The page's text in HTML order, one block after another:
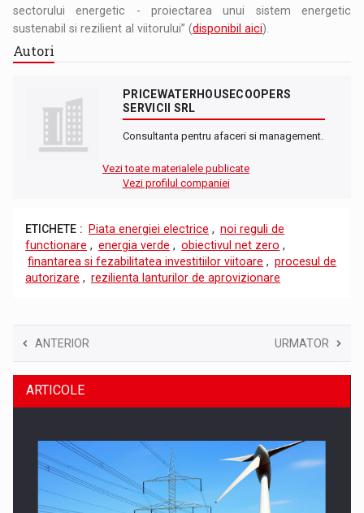
sectorului energetic - proiectarea unui sistem energetic
sustenabil si rezilient al viitorului” (disponibil aici).
Autori
PRICEWATERHOUSECOOPERS
SERVICII SRL
Consultanta pentru afaceri si management.
Vezi toate materialele publicate
Vezi profilul companiei
ETICHETE : Piata energiei electrice , noi reguli de
functionare , energia verde , obiectivul net zero ,
finantarea si fezabilitatea investitiilor viitoare , procesul de
autorizare , rezilienta lanturilor de aprovizionare
ANTERIOR URMATOR
ARTICOLE